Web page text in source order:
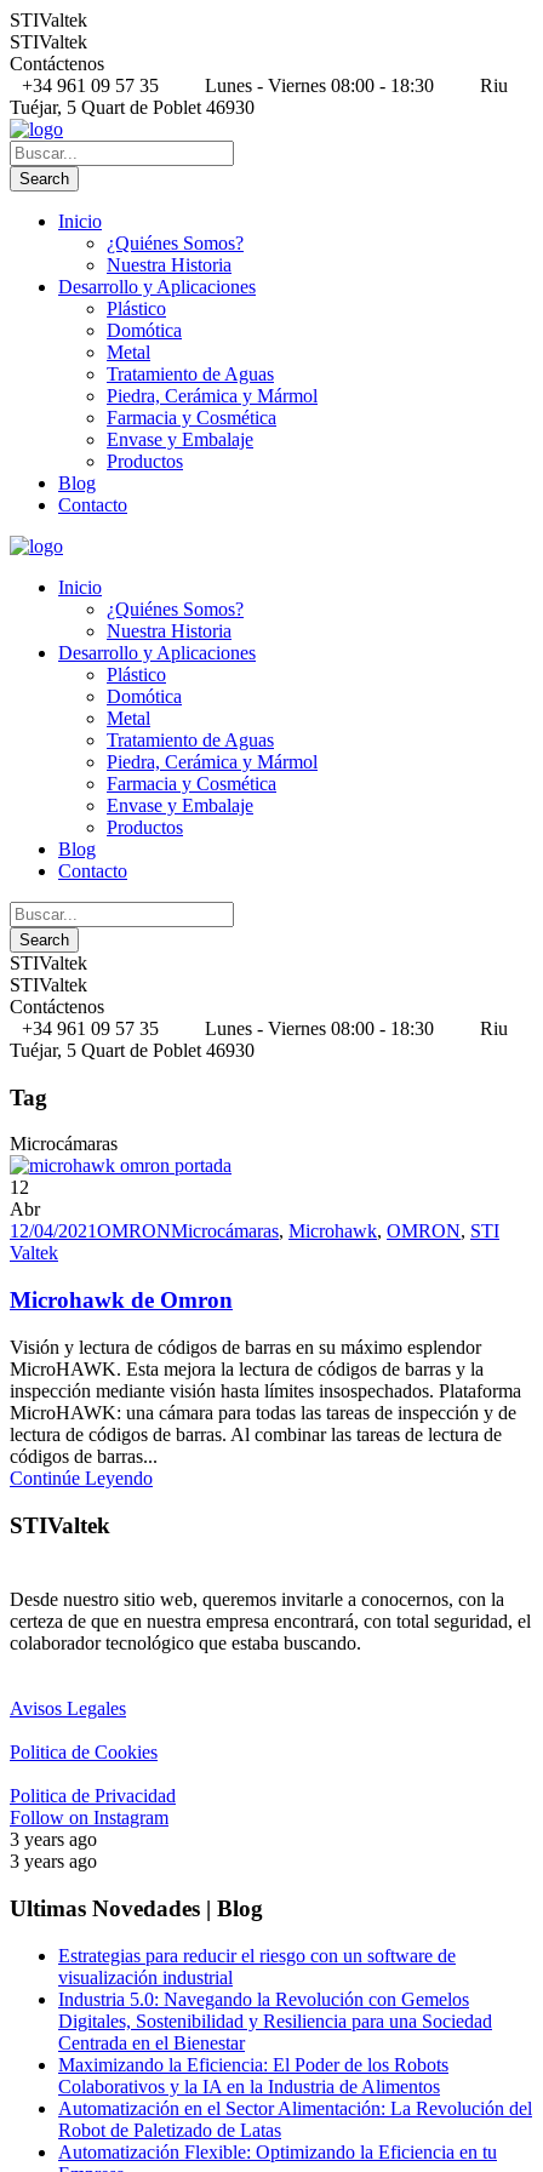
STIValtek
STIValtek
Contáctenos
+34 961 09 57 35
Lunes - Viernes 08:00 - 18:30
Riu
Tuéjar, 5 Quart de Poblet 46930
Inicio
¿Quiénes Somos?
Nuestra Historia
Desarrollo y Aplicaciones
Plástico
Domótica
Metal
Tratamiento de Aguas
Piedra, Cerámica y Mármol
Farmacia y Cosmética
Envase y Embalaje
Productos
Blog
Contacto
Inicio
¿Quiénes Somos?
Nuestra Historia
Desarrollo y Aplicaciones
Plástico
Domótica
Metal
Tratamiento de Aguas
Piedra, Cerámica y Mármol
Farmacia y Cosmética
Envase y Embalaje
Productos
Blog
Contacto
STIValtek
STIValtek
Contáctenos
+34 961 09 57 35
Lunes - Viernes 08:00 - 18:30
Riu
Tuéjar, 5 Quart de Poblet 46930
Tag
Microcámaras
12
Abr
12/04/2021OMRONMicrocámaras, Microhawk, OMRON, STI
Valtek
Microhawk de Omron
Visión y lectura de códigos de barras en su máximo esplendor
MicroHAWK. Esta mejora la lectura de códigos de barras y la
inspección mediante visión hasta límites insospechados. Plataforma
MicroHAWK: una cámara para todas las tareas de inspección y de
lectura de códigos de barras. Al combinar las tareas de lectura de
códigos de barras...
Continúe Leyendo
STIValtek
Desde nuestro sitio web, queremos invitarle a conocernos, con la
certeza de que en nuestra empresa encontrará, con total seguridad, el
colaborador tecnológico que estaba buscando.
Avisos Legales
Politica de Cookies
Politica de Privacidad
Follow on Instagram
3 years ago
3 years ago
Ultimas Novedades | Blog
Estrategias para reducir el riesgo con un software de
visualización industrial
Industria 5.0: Navegando la Revolución con Gemelos
Digitales, Sostenibilidad y Resiliencia para una Sociedad
Centrada en el Bienestar
Maximizando la Eficiencia: El Poder de los Robots
Colaborativos y la IA en la Industria de Alimentos
Automatización en el Sector Alimentación: La Revolución del
Robot de Paletizado de Latas
Automatización Flexible: Optimizando la Eficiencia en tu